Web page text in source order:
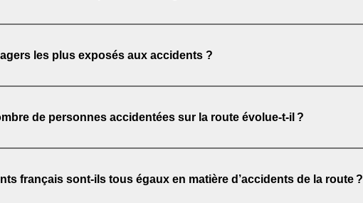
les plus exposés aux accidents ?
de personnes accidentées sur la route évolue-t-il ?
français sont-ils tous égaux en matière d’accidents de la route ?